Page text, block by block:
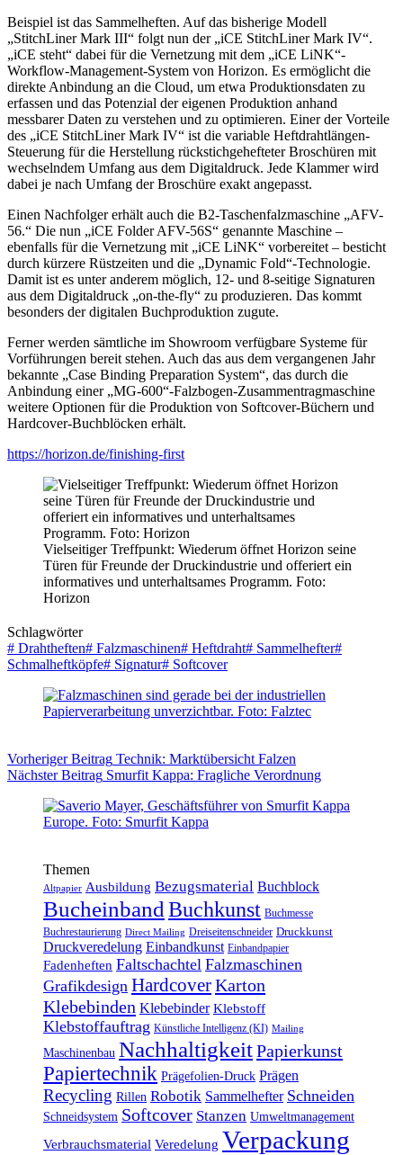
Beispiel ist das Sammelheften. Auf das bisherige Modell
„StitchLiner Mark III“ folgt nun der „iCE StitchLiner Mark IV“.
„iCE steht“ dabei für die Vernetzung mit dem „iCE LiNK“-
Workflow-Management-System von Horizon. Es ermöglicht die
direkte Anbindung an die Cloud, um etwa Produktionsdaten zu
erfassen und das Potenzial der eigenen Produktion anhand
messbarer Daten zu verstehen und zu optimieren. Einer der Vorteile
des „iCE StitchLiner Mark IV“ ist die variable Heftdrahtlängen-
Steuerung für die Herstellung rückstichgehefteter Broschüren mit
wechselndem Umfang aus dem Digitaldruck. Jede Klammer wird
dabei je nach Umfang der Broschüre exakt angepasst.
Einen Nachfolger erhält auch die B2-Taschenfalzmaschine „AFV-
56.“ Die nun „iCE Folder AFV-56S“ genannte Maschine –
ebenfalls für die Vernetzung mit „iCE LiNK“ vorbereitet – besticht
durch kürzere Rüstzeiten und die „Dynamic Fold“-Technologie.
Damit ist es unter anderem möglich, 12- und 8-seitige Signaturen
aus dem Digitaldruck „on-the-fly“ zu produzieren. Das kommt
besonders der digitalen Buchproduktion zugute.
Ferner werden sämtliche im Showroom verfügbare Systeme für
Vorführungen bereit stehen. Auch das aus dem vergangenen Jahr
bekannte „Case Binding Preparation System“, das durch die
Anbindung einer „MG-600“-Falzbogen-Zusammentragmaschine
weitere Optionen für die Produktion von Softcover-Büchern und
Hardcover-Buchblöcken erhält.
https://horizon.de/finishing-first
Vielseitiger Treffpunkt: Wiederum öffnet Horizon seine
Türen für Freunde der Druckindustrie und offeriert ein
informatives und unterhaltsames Programm. Foto:
Horizon
Schlagwörter
# Drahtheften# Falzmaschinen# Heftdraht# Sammelhefter#
Schmalheftköpfe# Signatur# Softcover
VorherigerBeitrag Technik: Marktübersicht Falzen
NächsterBeitrag Smurfit Kappa: Fragliche Verordnung
Themen
Altpapier Ausbildung Bezugsmaterial Buchblock
BucheinbandBuchkunst Buchmesse
Buchrestaurierung Direct Mailing Dreiseitenschneider Druckkunst
Druckveredelung Einbandkunst Einbandpapier
Fadenheften Faltschachtel Falzmaschinen
Grafikdesign HardcoverKarton
Klebebinden Klebebinder Klebstoff
Klebstoffauftrag Künstliche Intelligenz (KI) Mailing
Maschinenbau NachhaltigkeitPapierkunst
Papiertechnik Prägefolien-Druck Prägen
Recycling Rillen Robotik Sammelhefter Schneiden
Schneidsystem Softcover Stanzen Umweltmanagement
Verbrauchsmaterial Veredelung Verpackung